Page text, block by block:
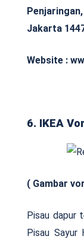
Jakarta
Website :
6. IKEA
( Gambar
Pisau dapur
Pisau